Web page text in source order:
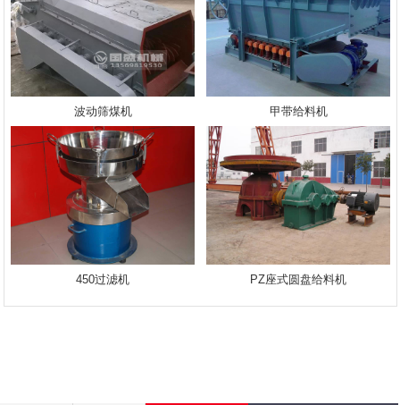
波动筛煤机 甲带给料机
450过滤机 PZ座式圆盘给料机